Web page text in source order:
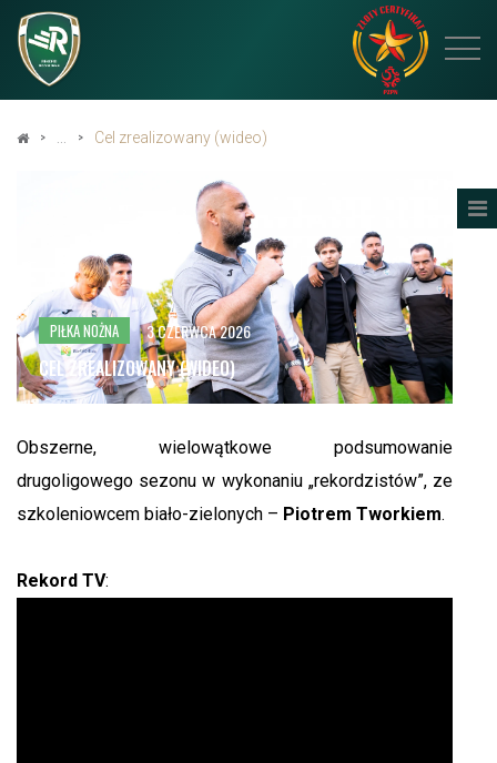
Cel zrealizowany (wideo)
PIŁKA NOŻNA 3 CZERWCA 2026
CEL ZREALIZOWANY (WIDEO)
Obszerne, wielowątkowe podsumowanie
drugoligowego sezonu w wykonaniu „rekordzistów”, ze
szkoleniowcem biało-zielonych – Piotrem Tworkiem.
Rekord TV: